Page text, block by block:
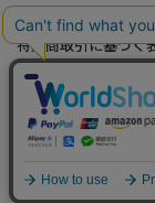
個人情報の取り扱い
特定商取引に基づく
会社概要
カード会員（情報変
お問い合わせ